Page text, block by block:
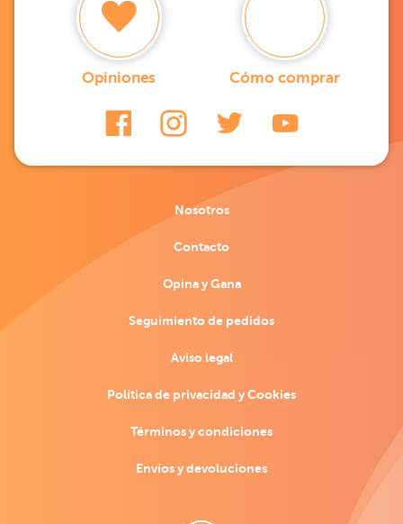
Opiniones Cómo comprar
Nosotros
Contacto
Opina y Gana
Seguimiento de pedidos
Aviso legal
Política de privacidad y Cookies
Términos y condiciones
Envíos y devoluciones